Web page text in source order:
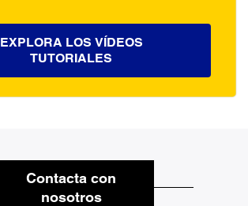
EXPLORA LOS VÍDEOS
TUTORIALES
Contacta con
nosotros